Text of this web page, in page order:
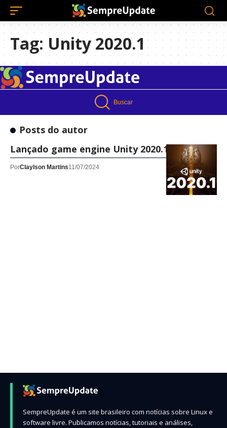
Tag: Unity 2020.1
Buscar
Posts do autor
Lançado game engine Unity 2020.1
PorClaylson Martins11/07/2024
SempreUpdate é um site brasileiro com notícias sobre Linux e
software livre. Publicamos notícias, tutoriais e análises,